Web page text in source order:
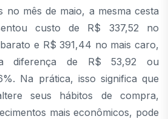
no mês de maio, a mesma cesta
custo de R$ 337,52 no
e R$ 391,44 no mais caro,
diferença de R$ 53,92 ou
Na prática, isso significa que
seus hábitos de compra,
mais econômicos, pode